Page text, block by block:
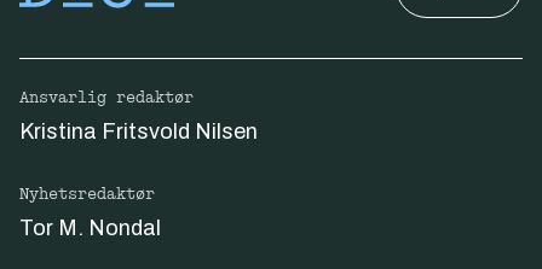
Ansvarlig redaktør
Kristina Fritsvold Nilsen
Nyhetsredaktør
Tor M. Nondal